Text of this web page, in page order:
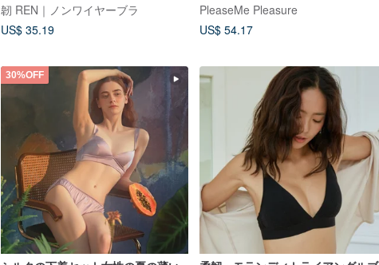
韌 REN｜ノンワイヤーブラ
US$ 35.19
PleaseMe Pleasure
US$ 54.17
30%OFF